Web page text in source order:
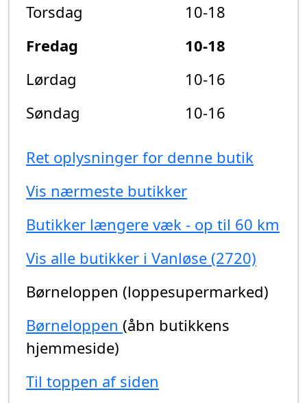
Torsdag
10-18
Fredag
10-18
Lørdag
10-16
Søndag
10-16
Ret oplysninger for denne butik
Vis nærmeste butikker
Butikker længere væk - op til 60 km
Vis alle butikker i Vanløse (2720)
Børneloppen (loppesupermarked)
Børneloppen (åbn butikkens
hjemmeside)
Til toppen af siden